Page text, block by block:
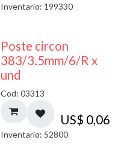
Inventario: 199330
Poste circon
383/3.5mm/6/R x
und
Cod: 03313
US$ 0,06
Inventario: 52800